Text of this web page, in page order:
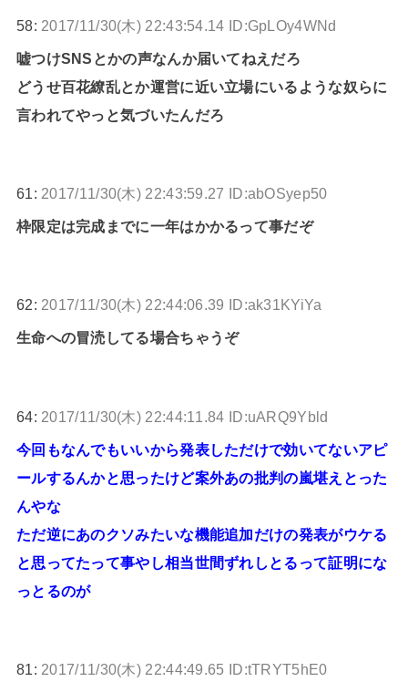
58: 2017/11/30(木) 22:43:54.14 ID:GpLOy4WNd
嘘つけSNSとかの声なんか届いてねえだろ
どうせ百花繚乱とか運営に近い立場にいるような奴らに
言われてやっと気づいたんだろ
61: 2017/11/30(木) 22:43:59.27 ID:abOSyep50
枠限定は完成までに一年はかかるって事だぞ
62: 2017/11/30(木) 22:44:06.39 ID:ak31KYiYa
生命への冒涜してる場合ちゃうぞ
64: 2017/11/30(木) 22:44:11.84 ID:uARQ9Ybld
今回もなんでもいいから発表しただけで効いてないアピ
ールするんかと思ったけど案外あの批判の嵐堪えとった
んやな
ただ逆にあのクソみたいな機能追加だけの発表がウケる
と思ってたって事やし相当世間ずれしとるって証明にな
っとるのが
81: 2017/11/30(木) 22:44:49.65 ID:tTRYT5hE0